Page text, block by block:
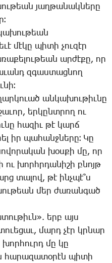
յաղ­թա­նակ­նե­րը
մէ­կը պի­տի չու­զէր
ար­ժէ­քը, որ
զգաս­տաց­նող
ան­կա­խու­թիւ­նը
եր­կընտ­րող ու
հա­զիւ թէ կարճ
իր պա­հանջ­նե­րը։ ­Կը
խօս­քի մը, որ
խորհր­դա­նի­շի բնոյթ
տա­լով, թէ ինչ­պէ՞ս
մեր ժա­ռան­գած
երբ այս
մարդ չէր կրնար
խոր­հուրդ մը կը
հա­րա­զա­տօ­րէն պի­տի